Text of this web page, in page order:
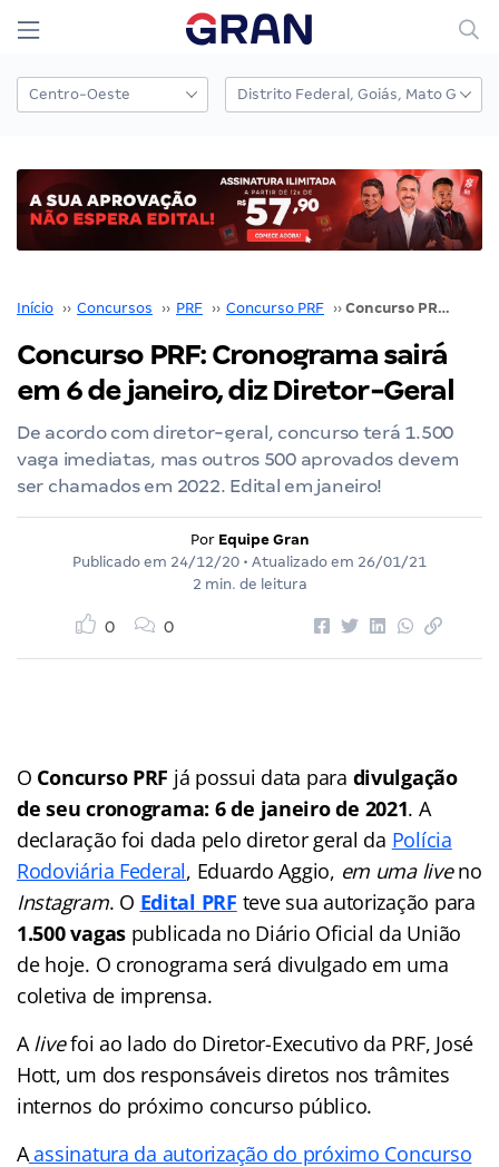
Início ›› Concursos ›› PRF ›› Concurso PRF ›› Concurso PRF: Cronograma sairá em 6 de janeiro, diz Diretor-Geral
Concurso PRF: Cronograma sairá
em 6 de janeiro, diz Diretor-Geral
De acordo com diretor-geral, concurso terá 1.500
vaga imediatas, mas outros 500 aprovados devem
ser chamados em 2022. Edital em janeiro!
Por Equipe Gran
Publicado em 24/12/20 • Atualizado em 26/01/21
2 min. de leitura
0 0
O Concurso PRF já possui data para divulgação
de seu cronograma: 6 de janeiro de 2021. A
declaração foi dada pelo diretor geral da Polícia
Rodoviária Federal, Eduardo Aggio, em uma liveno
Instagram. O Edital PRF teve sua autorização para
1.500 vagas publicada no Diário Oficial da União
de hoje. O cronograma será divulgado em uma
coletiva de imprensa.
Alivefoi ao lado do Diretor-Executivo da PRF, José
Hott, um dos responsáveis diretos nos trâmites
internos do próximo concurso público.
Aassinatura da autorização do próximo Concurso